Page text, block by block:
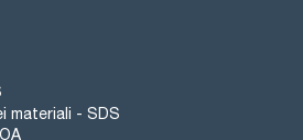
materiali - SDS